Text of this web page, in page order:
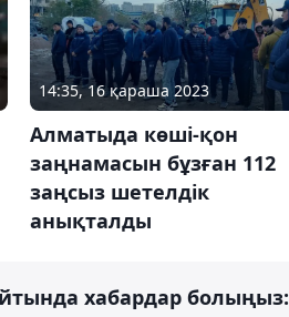
14:35, 16 қараша 2023
Алматыда көші-қон
заңнамасын бұзған 112
заңсыз шетелдік
анықталды
хабардар болыңыз: